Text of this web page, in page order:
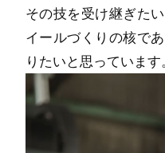
その技を受け継ぎた
イールづくりの核で
りたいと思っています。